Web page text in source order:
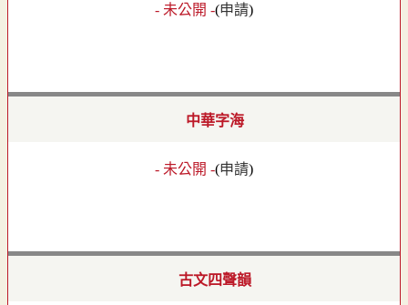
- 未公開 -(申請)
中華字海
- 未公開 -(申請)
古文四聲韻